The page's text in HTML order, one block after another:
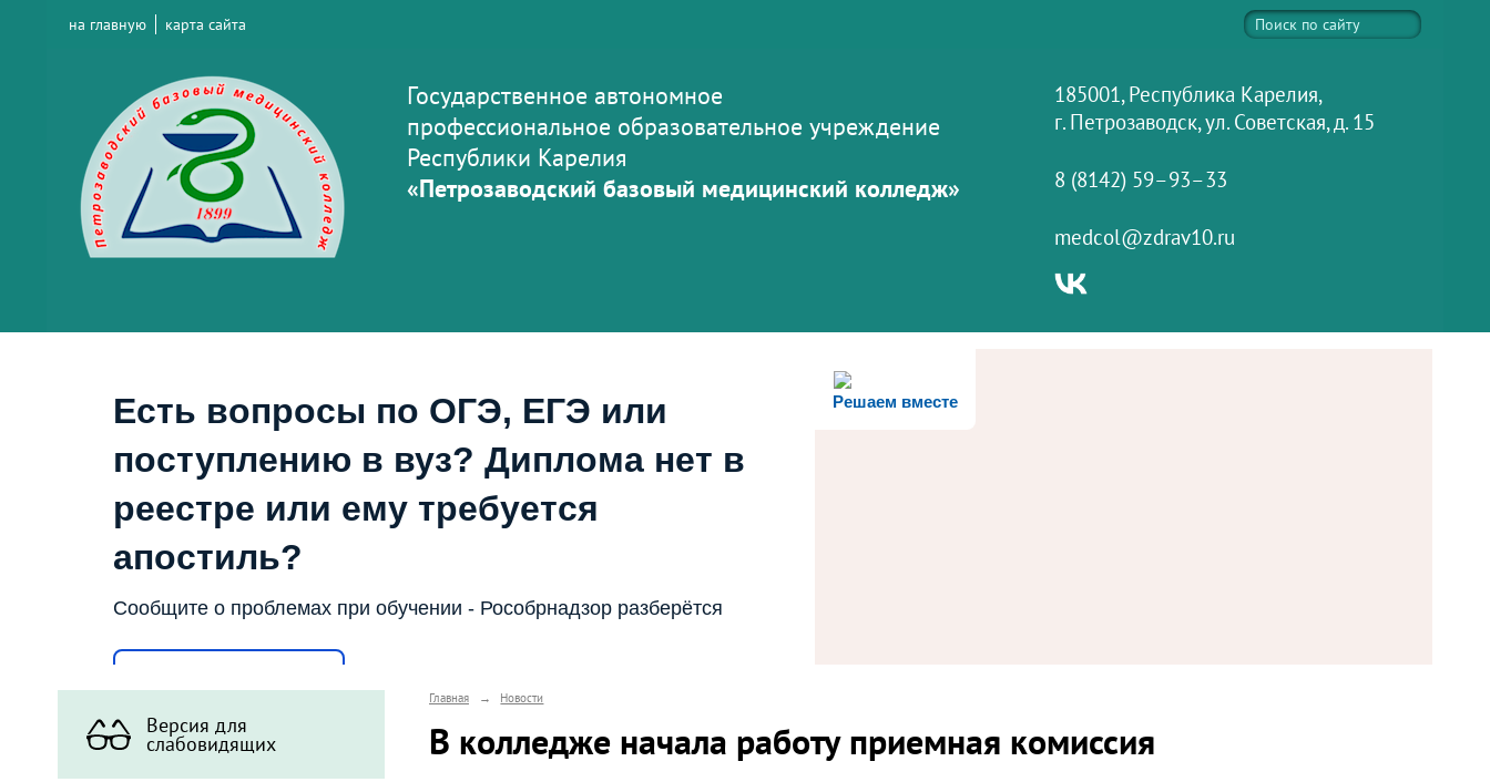
на главную карта сайта
Государственное автономное
профессиональное образовательное учреждение
Республики Карелия
«Петрозаводский базовый медицинский колледж»
185001, Республика Карелия,
г. Петрозаводск, ул. Советская, д. 15
8 (8142) 59–93–33
medcol@zdrav10.ru
Решаем вместе
Есть вопросы по ОГЭ, ЕГЭ или
поступлению в вуз? Диплома нет в
реестре или ему требуется
апостиль?
Сообщите о проблемах при обучении - Рособрнадзор разберётся
Версия для
слабовидящих
Главная → Новости
В колледже начала работу приемная комиссия